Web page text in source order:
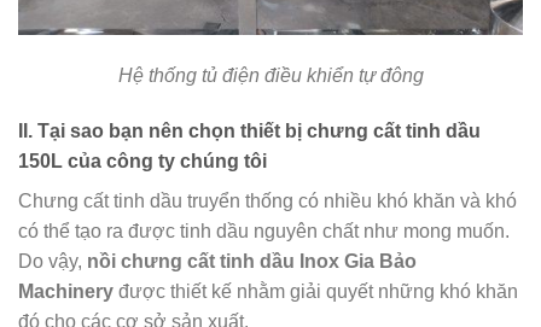
Hệ thống tủ điện điều khiển tự đông
II. Tại sao bạn nên chọn thiết bị chưng cất tinh dầu
150L của công ty chúng tôi
Chưng cất tinh dầu truyển thống có nhiều khó khăn và khó
có thể tạo ra được tinh dầu nguyên chất như mong muốn.
Do vậy, nồi chưng cất tinh dầu Inox Gia Bảo
Machinery được thiết kế nhằm giải quyết những khó khăn
đó cho các cơ sở sản xuất.